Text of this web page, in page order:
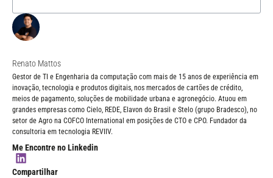
Renato Mattos
Gestor de TI e Engenharia da computação com mais de 15 anos de experiência em
inovação, tecnologia e produtos digitais, nos mercados de cartões de crédito,
meios de pagamento, soluções de mobilidade urbana e agronegócio. Atuou em
grandes empresas como Cielo, REDE, Elavon do Brasil e Stelo (grupo Bradesco), no
setor de Agro na COFCO International em posições de CTO e CPO. Fundador da
consultoria em tecnologia REVIIV.
Me Encontre no Linkedin
Compartilhar